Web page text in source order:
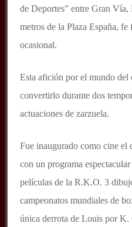
de Deportes” entre Gran
metros de la Plaza España,
ocasional.
Esta afición por el mundo del
convertirlo durante dos
actuaciones de zarzuela.
Fue inaugurado como cine
con un programa
películas de la R.K.O. 3
campeonatos mundiales de
única derrota de Louis por